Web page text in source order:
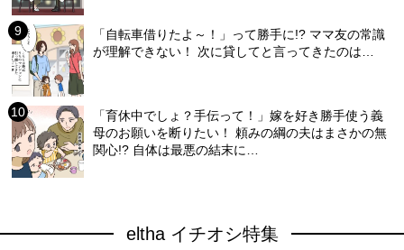
「自転車借りたよ～！」って勝手に!? ママ友の常識
が理解できない！ 次に貸してと言ってきたのは…
「育休中でしょ？手伝って！」嫁を好き勝手使う義
母のお願いを断りたい！ 頼みの綱の夫はまさかの無
関心!? 自体は最悪の結末に…
eltha イチオシ特集